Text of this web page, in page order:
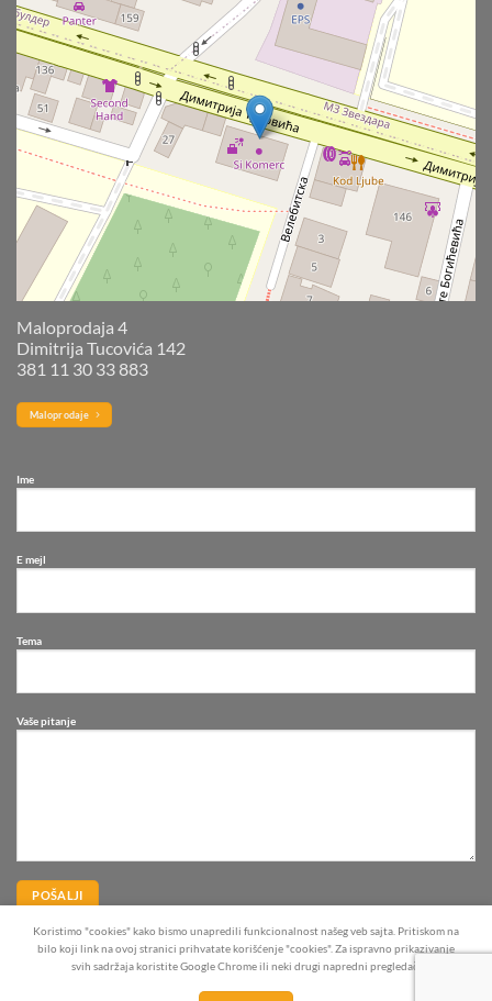
Maloprodaja 4
Dimitrija Tucovića 142
381 11 30 33 883
Maloprodaje
Ime
E mejl
Tema
Vaše pitanje
Koristimo "cookies" kako bismo unapredili funkcionalnost našeg veb sajta. Pritiskom na
bilo koji link na ovoj stranici prihvatate korišćenje "cookies". Za ispravno prikazivanje
svih sadržaja koristite Google Chrome ili neki drugi napredni pregledač.